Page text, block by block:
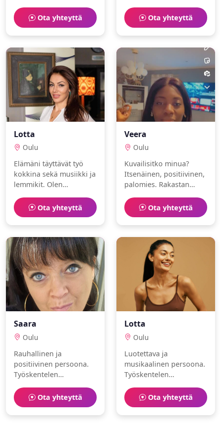
ja uinti. Toivon löytäväni
lämminhenkisen
ihmisen.
Ota yhteyttä
mindfulness ja juoksu.
Ota yhteyttä
Lotta
Oulu
Elämäni täyttävät työ
kokkina sekä musiikki ja
lemmikit. Olen
perhekeskeinen.
Ota yhteyttä
Veera
Oulu
Kuvailisitko minua?
Itsenäinen, positiivinen,
palomies. Rakastan
Ota yhteyttä
Saara
Oulu
Rauhallinen ja
positiivinen persoona.
Työskentelen
Harrastuksiani ovat
kirjoittaminen ja
lemmikit.
Ota yhteyttä
Lotta
Oulu
Luotettava ja
musikaalinen persoona.
Työskentelen
Harrastuksiani ovat
maalaaminen ja
lukeminen.
Ota yhteyttä